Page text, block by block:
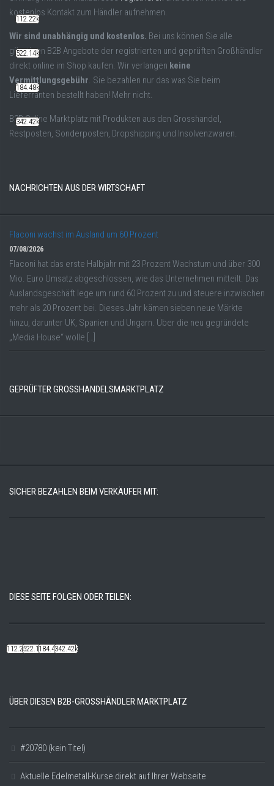
kostenlos Kontakt zum Händler aufnehmen.
Wir sind unabhängig und kostenlos. Bei uns können Sie alle
günstigen B2B Angebote der registrierten und geprüften Großhändler
direkt online im Shop kaufen. Wir verlangen keine
Vermittlungsgebühr. Sie bezahlen nur das was Sie beim
Lieferranten bestellt haben! Mehr nicht.
B2B Online Marktplatz mit Produkten aus den Grosshandel,
Restposten, Sonderposten, Dropshipping und Insolvenzwaren.
NACHRICHTEN AUS DER WIRTSCHAFT
Flaconi wächst im Ausland um 60 Prozent
07/08/2026
Flaconi hat das erste Halbjahr mit 23 Prozent Wachstum und über 300
Mio. Euro Umsatz abgeschlossen, wie das Unternehmen mitteilt. Das
Auslandsgeschäft lege um rund 60 Prozent zu und steuere inzwischen
mehr als 20 Prozent bei. Dieses Jahr kämen sieben neue Märkte
hinzu, darunter UK, Spanien und Ungarn. Über die neu gegründete
„Media House“ wolle […]
GEPRÜFTER GROSSHANDELSMARKTPLATZ
SICHER BEZAHLEN BEIM VERKÄUFER MIT:
DIESE SEITE FOLGEN ODER TEILEN:
112.22k522.14k184.48k342.42k
ÜBER DIESEN B2B-GROSSHÄNDLER MARKTPLATZ
#20780 (kein Titel)
Aktuelle Edelmetall-Kurse direkt auf Ihrer Webseite
112.22k
522.14k
184.48k
342.42k